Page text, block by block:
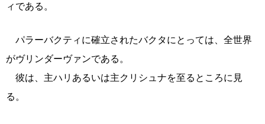
ィである。
パラーバクティに確立されたバクタにとっては、全世界
がヴリンダーヴァンである。
彼は、主ハリあるいは主クリシュナを至るところに見
る。